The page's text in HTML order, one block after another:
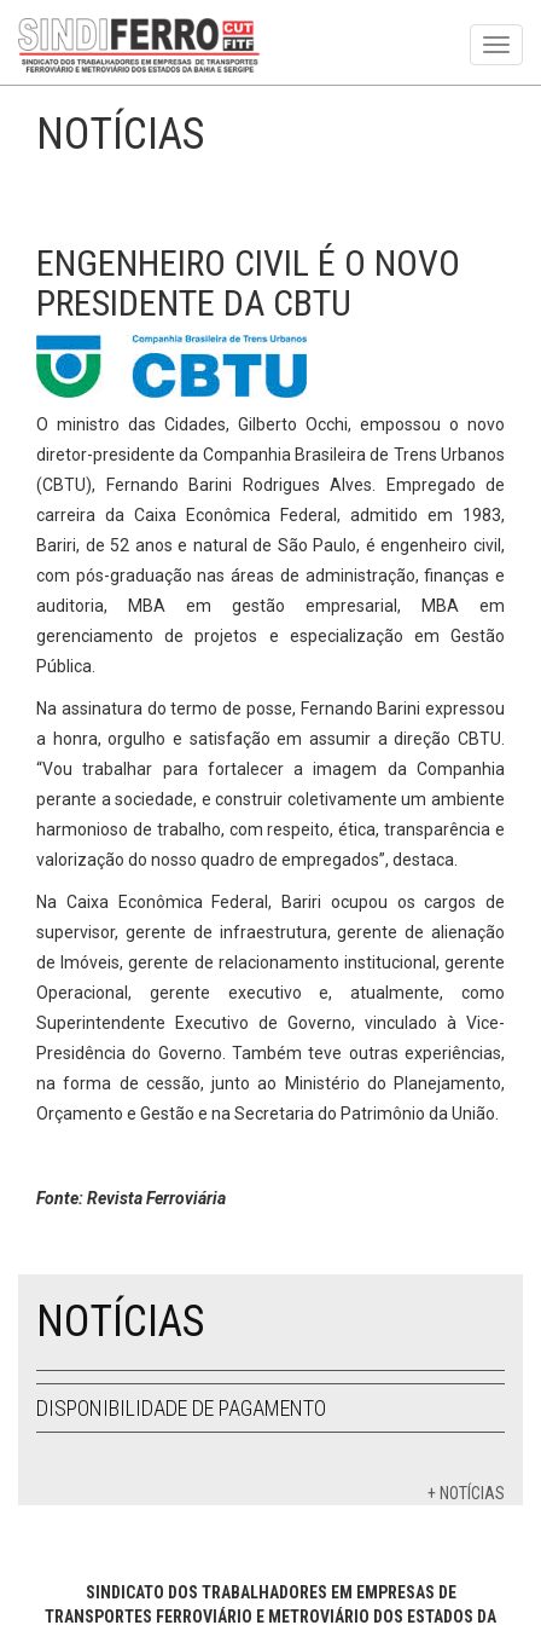
NOTÍCIAS
ENGENHEIRO CIVIL É O NOVO
PRESIDENTE DA CBTU
O ministro das Cidades, Gilberto Occhi, empossou o novo
diretor-presidente da Companhia Brasileira de Trens Urbanos
(CBTU), Fernando Barini Rodrigues Alves. Empregado de
carreira da Caixa Econômica Federal, admitido em 1983,
Bariri, de 52 anos e natural de São Paulo, é engenheiro civil,
com pós-graduação nas áreas de administração, finanças e
auditoria, MBA em gestão empresarial, MBA em
gerenciamento de projetos e especialização em Gestão
Pública.
Na assinatura do termo de posse, Fernando Barini expressou
a honra, orgulho e satisfação em assumir a direção CBTU.
“Vou trabalhar para fortalecer a imagem da Companhia
perante a sociedade, e construir coletivamente um ambiente
harmonioso de trabalho, com respeito, ética, transparência e
valorização do nosso quadro de empregados”, destaca.
Na Caixa Econômica Federal, Bariri ocupou os cargos de
supervisor, gerente de infraestrutura, gerente de alienação
de Imóveis, gerente de relacionamento institucional, gerente
Operacional, gerente executivo e, atualmente, como
Superintendente Executivo de Governo, vinculado à Vice-
Presidência do Governo. Também teve outras experiências,
na forma de cessão, junto ao Ministério do Planejamento,
Orçamento e Gestão e na Secretaria do Patrimônio da União.
Fonte: Revista Ferroviária
NOTÍCIAS
DISPONIBILIDADE DE PAGAMENTO
+ NOTÍCIAS
SINDICATO DOS TRABALHADORES EM EMPRESAS DE
TRANSPORTES FERROVIÁRIO E METROVIÁRIO DOS ESTADOS DA